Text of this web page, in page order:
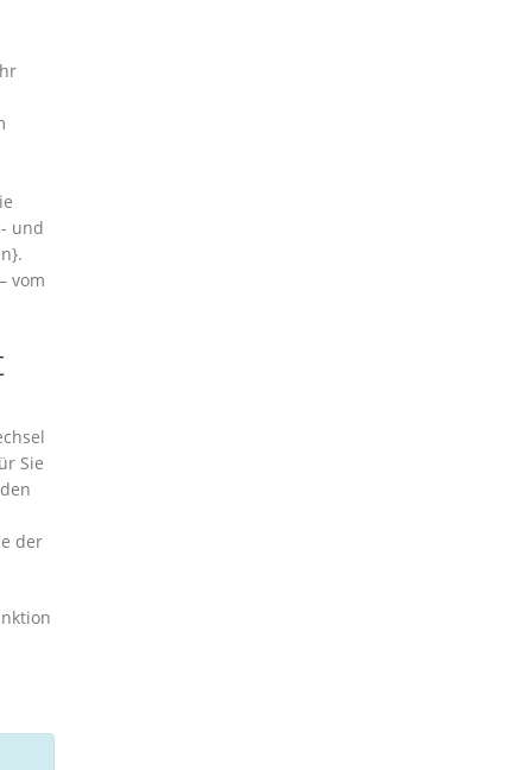
und
vom
Sie
der